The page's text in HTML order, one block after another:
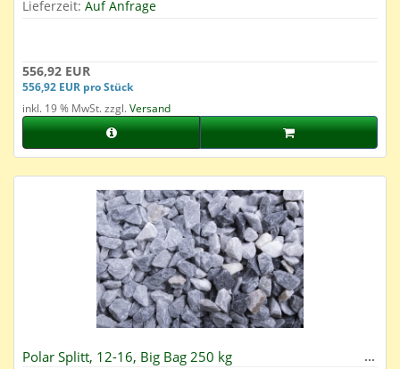
Lieferzeit: Auf Anfrage
556,92 EUR
556,92 EUR pro Stück
inkl. 19 % MwSt. zzgl.Versand
Polar Splitt, 12-16, Big Bag 250 kg